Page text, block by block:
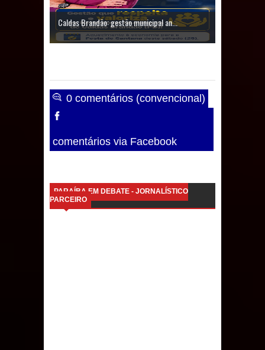
Caldas Brandão: gestão municipal an...
0 comentários (convencional)
comentários via Facebook
PARAÍBA EM DEBATE - JORNALÍSTICO
PARCEIRO